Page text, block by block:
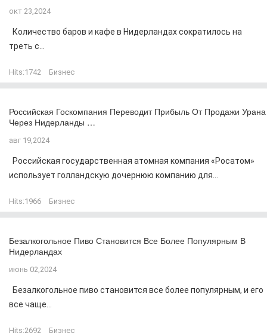
окт 23,2024
Количество баров и кафе в Нидерландах сократилось на
треть с...
Hits:1742 Бизнес
Российская Госкомпания Переводит Прибыль От Продажи Урана
Через Нидерланды …
авг 19,2024
Российская государственная атомная компания «Росатом»
использует голландскую дочернюю компанию для...
Hits:1966 Бизнес
Безалкогольное Пиво Становится Все Более Популярным В
Нидерландах
июнь 02,2024
Безалкогольное пиво становится все более популярным, и его
все чаще...
Hits:2692 Бизнес